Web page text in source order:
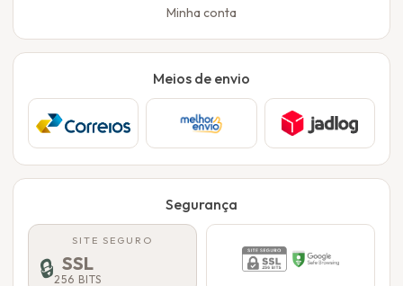
Minha conta
Meios de envio
Segurança
SITE SEGURO
🔒 SSL
256 BITS